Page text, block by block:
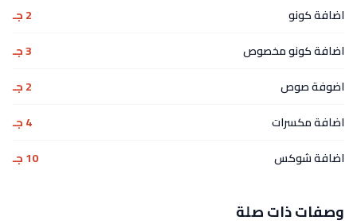
اضافة كونو
2 جـ
اضافة كونو مخصوص
3 جـ
اضوفة صوص
2 جـ
اضافة مكسرات
4 جـ
اضافة شوكس
10 جـ
وصفات ذات صلة